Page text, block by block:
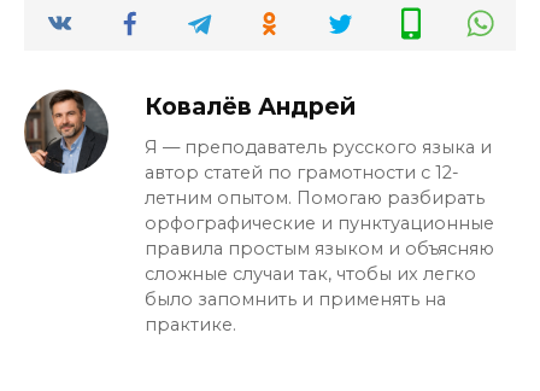
добавляет «д» по аналогии. Лечится
осознанностью и практикой.
Ковалёв Андрей
Я — преподаватель русского языка и
автор статей по грамотности с 12-
летним опытом. Помогаю разбирать
орфографические и пунктуационные
правила простым языком и объясняю
сложные случаи так, чтобы их легко
было запомнить и применять на
практике.